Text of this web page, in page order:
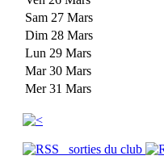
Sam 27 Mars
Dim 28 Mars
Lun 29 Mars
Mar 30 Mars
Mer 31 Mars
sorties du club